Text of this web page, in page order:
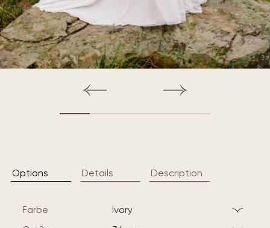
Options Details Description
Farbe
ivory